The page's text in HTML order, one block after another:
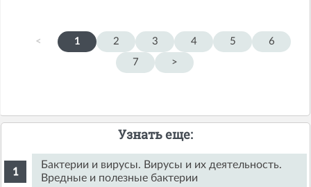
< 1 2 3 4 5
6
7
>
Узнать еще:
Бактерии и вирусы. Вирусы и их деятельность.
Вредные и полезные бактерии